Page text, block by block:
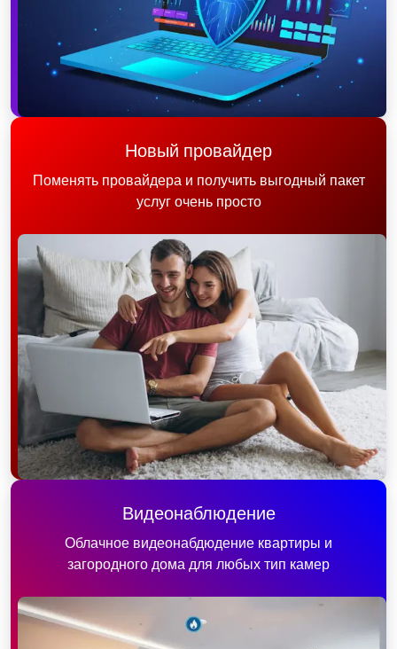
Новый провайдер
Поменять провайдера и получить выгодный пакет
услуг очень просто
Видеонаблюдение
Облачное видеонабдюдение квартиры и
загородного дома для любых тип камер